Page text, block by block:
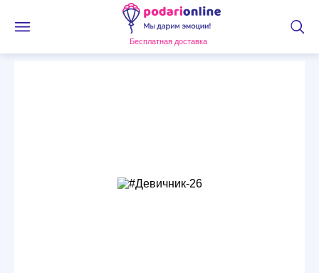
Бесплатная доставка